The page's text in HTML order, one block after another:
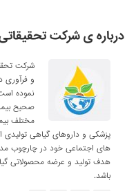
درباره ی شرکت
و فرآوری
نموده
صحیح
مختلف
پزشکی و داروهای گیاهی
های اجتماعی خود در چارچوب
هدف تولید و عرضه محصولاتی
باشد.